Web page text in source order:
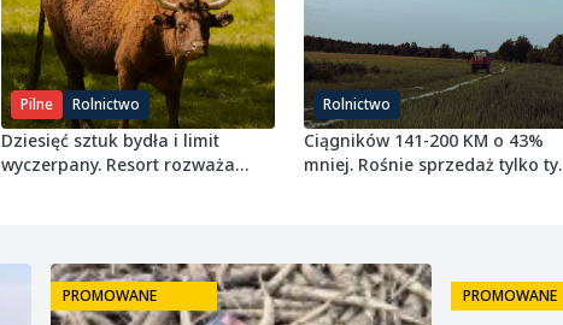
Pilne Rolnictwo
Dziesięć sztuk bydła i limit
wyczerpany. Resort rozważa
Rolnictwo
Ciągników 141-200 KM o 43%
mniej. Rośnie sprzedaż tylko
PROMOWANE PROMOWANE